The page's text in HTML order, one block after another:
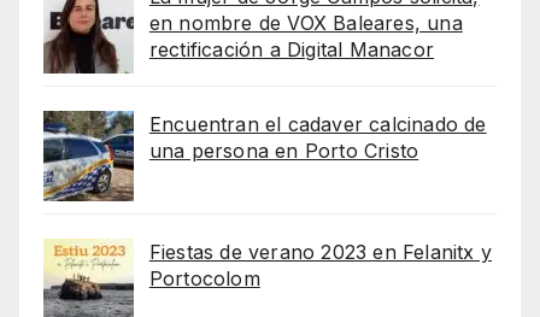
en nombre de VOX Baleares, una
rectificación a Digital Manacor
Encuentran el cadaver calcinado de
una persona en Porto Cristo
Fiestas de verano 2023 en Felanitx y
Portocolom